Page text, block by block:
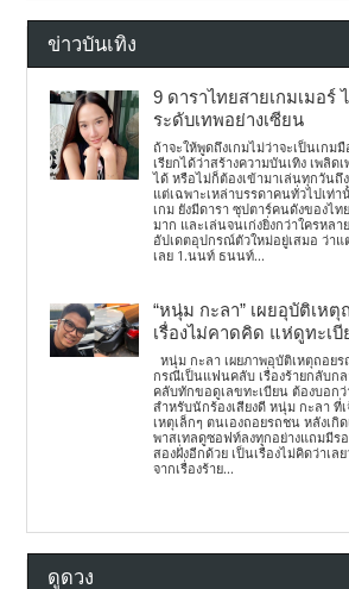
ข่าวบันเทิง
9 ดาราไทยสายเกมเมอร์
ระดับเทพอย่างเซียน
ถ้าจะให้พูดถึงเกมไม่ว่าจะเป็นเกม
เรียกได้ว่าสร้างความบันเทิง เพลิ
ได้ หรือไม่ก็ต้องเข้ามาเล่นทุกวันถึ
แต่เฉพาะเหล่าบรรดาคนทั่วไปเท่
เกม ยังมีดารา ซุปตาร์คนดังของไ
มาก และเล่นจนเก่งยิ่งกว่าใครหล
อัปเดตอุปกรณ์ตัวใหม่อยู่เสมอ ว่า
เลย 1.นนท์ ธนนท์...
“หนุ่ม กะลา” เผยอุบัติเห
เรื่องไม่คาดคิด แห่ดูทะเ
หนุ่ม กะลา เผยภาพอุบัติเหตุถอย
กรณีเป็นแฟนคลับ เรื่องร้ายกลับก
คลับทักขอดูเลขทะเบียน ต้องบอกว่
สำหรับนักร้องเสียงดี หนุ่ม กะลา ที่
เหตุเล็กๆ ตนเองถอยรถชน หลังเกิ
พาสเทลดูซอฟท์ลงทุกอย่างแถมมีร
สองฝั่งอีกด้วย เป็นเรื่องไม่คิดว่าเล
จากเรื่องร้าย...
ดูดวง